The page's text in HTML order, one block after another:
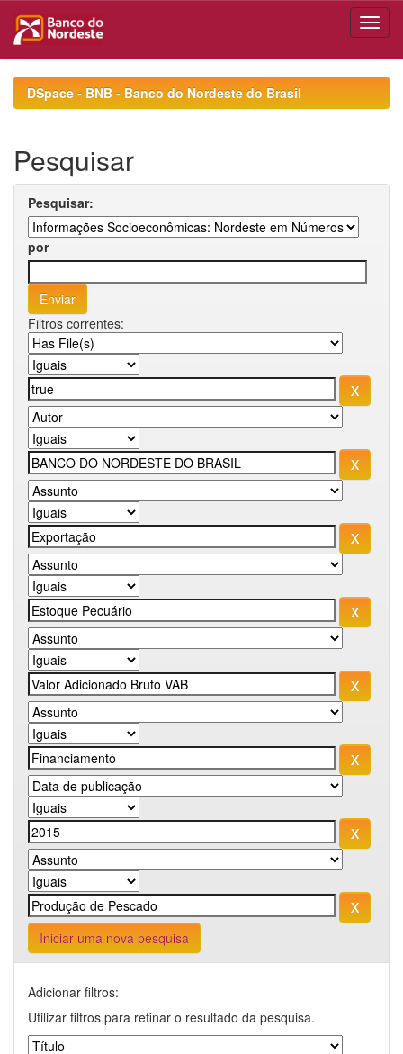
navigationDSpace - BNB - Banco do Nordeste do Brasil
Pesquisar
Pesquisar:
por
Filtros correntes:
Iniciar uma nova pesquisa
Adicionar filtros:
Utilizar filtros para refinar o resultado da pesquisa.